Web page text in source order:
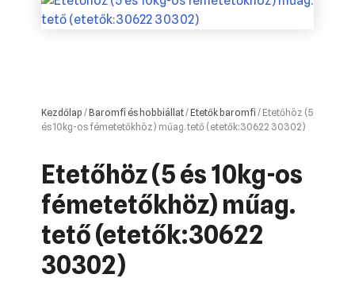
Kezdőlap /Baromfi és hobbiállat/Etetők baromfi / Etetőhöz (5
és 10kg-os fémetetőkhöz) műag. tető (etetők:30622 30302)
Etetőhöz (5 és 10kg-os
fémetetőkhöz) műag.
tető (etetők:30622
30302)